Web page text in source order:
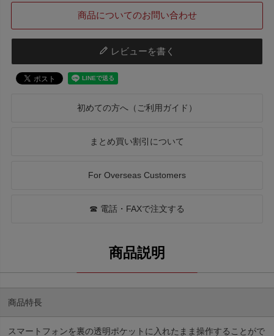
商品についてのお問い合わせ
レビューを書く
初めての方へ（ご利用ガイド）
まとめ買い割引について
For Overseas Customers
☎ 電話・FAXで注文する
商品特長
スマートフォンを裏の透明ポケットに入れたまま操作することがで